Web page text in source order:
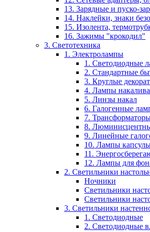
13. Зарядные и пуско-
14. Наклейки, знаки
15. Изолента,
16. Зажимы "крокодил"
3. Светотехника
1. Электролампы
1. Светодиодные
2. Стандартные
3. Круглые
4. Лампы
5. Линзы накал
6. Галогенные
7.
8.
9. Линейные
10. Лампы
11.
12. Лампы для
2. Светильники
Ночники
Светильники
Светильники
3. Светильники
1. Светодиодные
2. Светодиодные